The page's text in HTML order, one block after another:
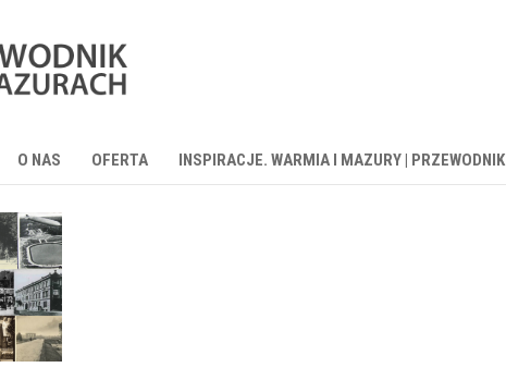
O NAS OFERTA INSPIRACJE. WARMIA I MAZURY | PRZEWODNIK